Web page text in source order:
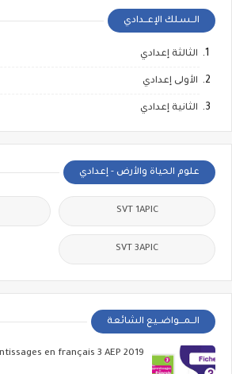
الــسـلك الإعــدادي
الثالثة إعدادي
الأولى إعدادي
الثانية إعدادي
علوم الحياة والأرض - إعدادي
SVT 1APIC
SVT 3APIC
الــمـــواضــيع الشائعة
en français 3 AEP 2019